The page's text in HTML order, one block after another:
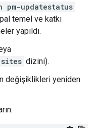
pm-updatestatus
temel ve katkı
yapıldı.
sites dizini).
değişiklikleri yeniden